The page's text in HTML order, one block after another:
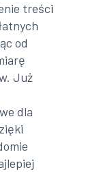
treści
od
Już
dla